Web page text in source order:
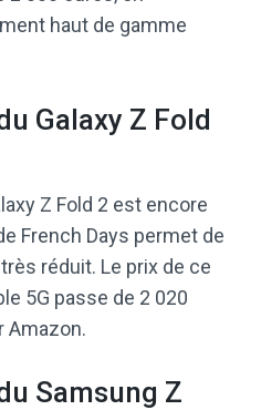
haut de gamme
Galaxy Z Fold
Z Fold 2 est encore
French Days permet de
réduit. Le prix de ce
5G passe de 2 020
Amazon.
Samsung Z